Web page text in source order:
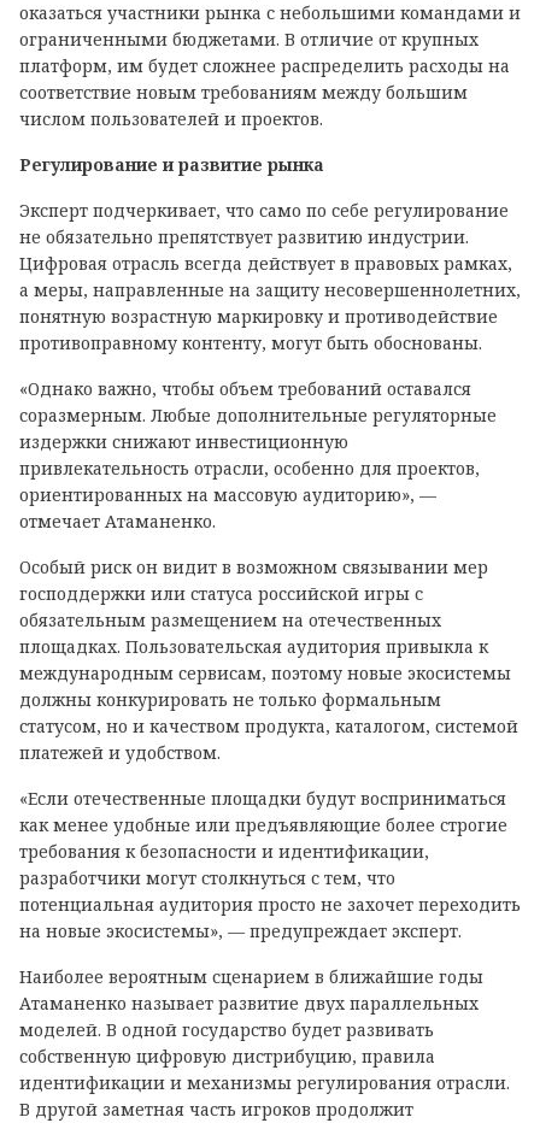
оказаться участники рынка с небольшими командами и
ограниченными бюджетами. В отличие от крупных
платформ, им будет сложнее распределить расходы на
соответствие новым требованиям между большим
числом пользователей и проектов.
Регулирование и развитие рынка
Эксперт подчеркивает, что само по себе регулирование
не обязательно препятствует развитию индустрии.
Цифровая отрасль всегда действует в правовых рамках,
а меры, направленные на защиту несовершеннолетних,
понятную возрастную маркировку и противодействие
противоправному контенту, могут быть обоснованы.
«Однако важно, чтобы объем требований оставался
соразмерным. Любые дополнительные регуляторные
издержки снижают инвестиционную
привлекательность отрасли, особенно для проектов,
ориентированных на массовую аудиторию», —
отмечает Атаманенко.
Особый риск он видит в возможном связывании мер
господдержки или статуса российской игры с
обязательным размещением на отечественных
площадках. Пользовательская аудитория привыкла к
международным сервисам, поэтому новые экосистемы
должны конкурировать не только формальным
статусом, но и качеством продукта, каталогом, системой
платежей и удобством.
«Если отечественные площадки будут восприниматься
как менее удобные или предъявляющие более строгие
требования к безопасности и идентификации,
разработчики могут столкнуться с тем, что
потенциальная аудитория просто не захочет переходить
на новые экосистемы», — предупреждает эксперт.
Наиболее вероятным сценарием в ближайшие годы
Атаманенко называет развитие двух параллельных
моделей. В одной государство будет развивать
собственную цифровую дистрибуцию, правила
идентификации и механизмы регулирования отрасли.
В другой заметная часть игроков продолжит